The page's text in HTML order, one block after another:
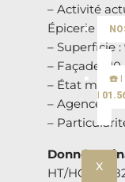
☎️ |
|
X
– Activité
Épicerie –
– Superficie
– Façade :
– État
–
–
Données
HT/HC : 68